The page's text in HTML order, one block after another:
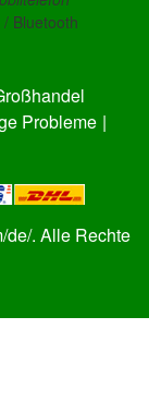
/ Bluetooth
Probleme |
de/. Alle Rechte